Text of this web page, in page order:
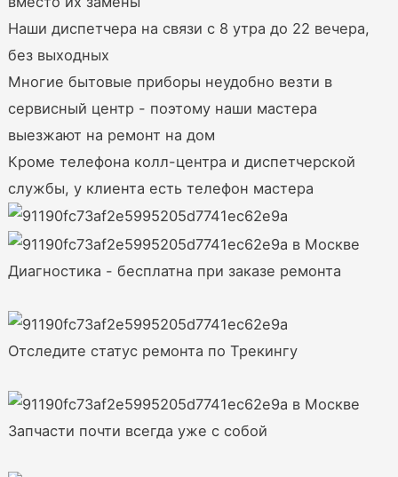
Наши диспетчера на связи с 8 утра до 22 вечера,
без выходных
Многие бытовые приборы неудобно везти в
сервисный центр - поэтому наши мастера
выезжают на ремонт на дом
Кроме телефона колл-центра и диспетчерской
службы, у клиента есть телефон мастера
Диагностика - бесплатна при заказе ремонта
Отследите статус ремонта по Трекингу
Запчасти почти всегда уже с собой